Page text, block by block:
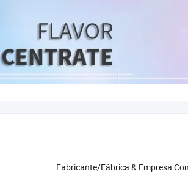
Fabricante/Fábrica & Empresa